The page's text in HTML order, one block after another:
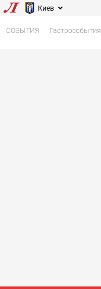
Киев
СОБЫТИЯ Гастрособытия